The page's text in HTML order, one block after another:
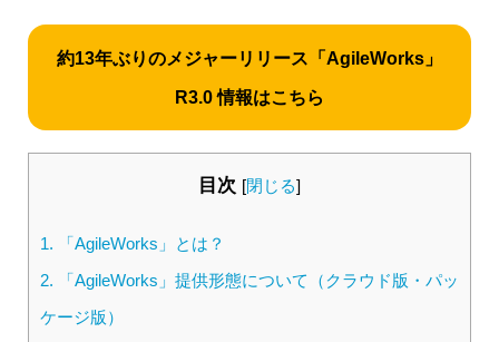
約13年ぶりのメジャーリリース「AgileWorks」
R3.0 情報はこちら
目次 [閉じる]
1. 「AgileWorks」とは？
2. 「AgileWorks」提供形態について（クラウド版・パッ
ケージ版）